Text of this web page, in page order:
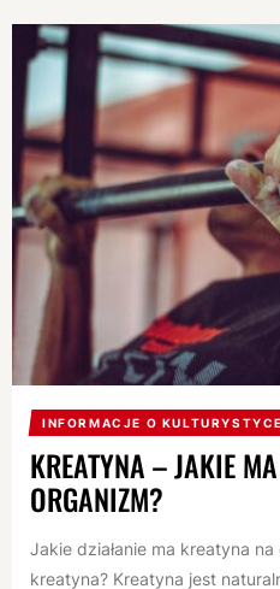
kulturystyce
INFORMACJE O KULTURYSTYCE
KREATYNA – JAKIE
ORGANIZM?
Jakie działanie ma kreatyna
kreatyna? Kreatyna jest